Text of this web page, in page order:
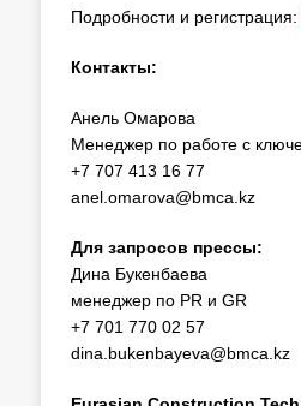
Подробности и регистрация:
Контакты:
Анель Омарова
Менеджер по работе с
+7 707 413 16 77
anel.omarova@bmca.kz
Для запросов прессы:
Дина Букенбаева
менеджер по PR и GR
+7 701 770 02 57
dina.bukenbayeva@bmca.kz